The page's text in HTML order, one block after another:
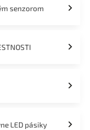
senzorom
LED pásiky